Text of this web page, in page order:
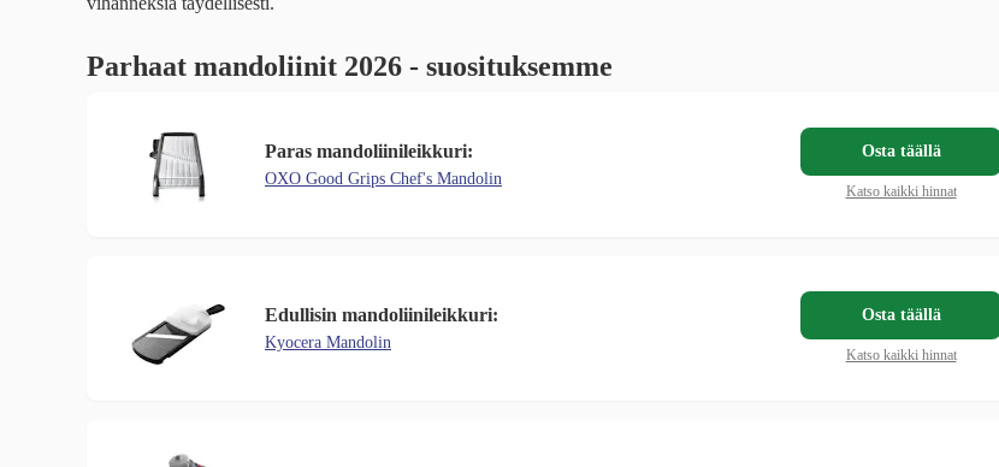
Parhaat mandoliinit 2026 - suosituksemme
Paras mandoliinileikkuri:
OXO Good Grips Chef's Mandolin
Osta täällä
Katso kaikki hinnat
Edullisin mandoliinileikkuri:
Kyocera Mandolin
Osta täällä
Katso kaikki hinnat